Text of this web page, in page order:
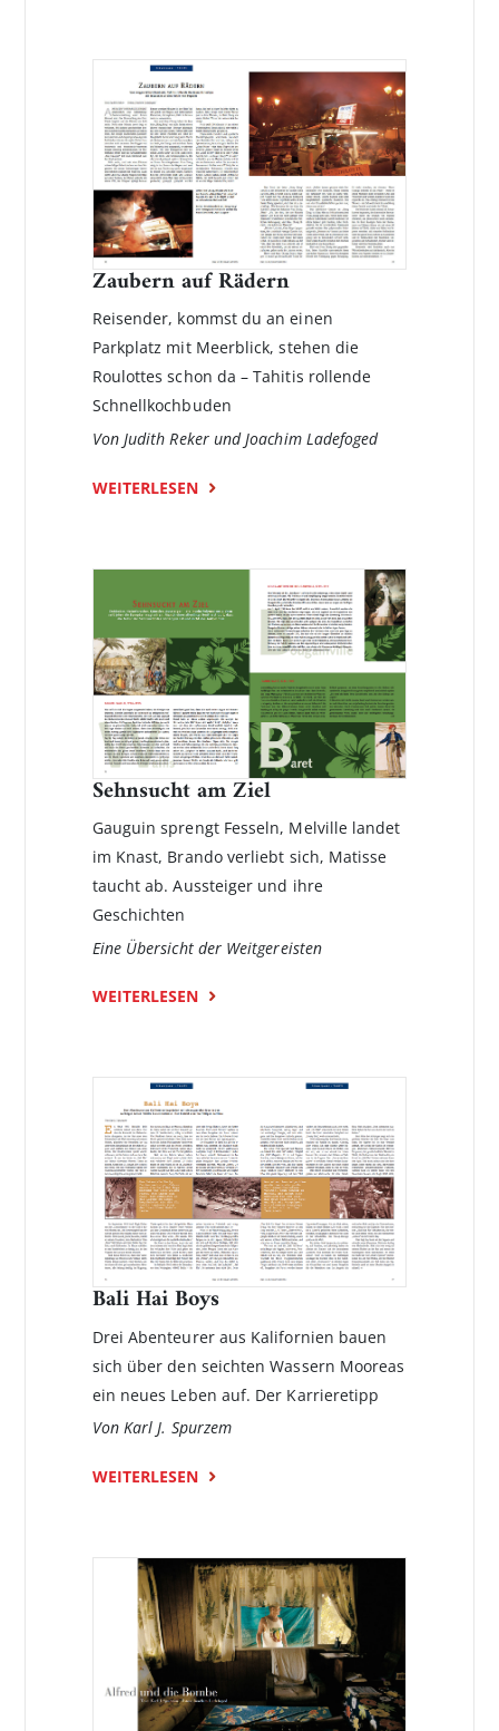
Zaubern auf Rädern
Reisender, kommst du an einen
Parkplatz mit Meerblick, stehen die
Roulottes schon da – Tahitis rollende
Schnellkochbuden
Von Judith Reker und Joachim Ladefoged
WEITERLESEN
Sehnsucht am Ziel
Gauguin sprengt Fesseln, Melville landet
im Knast, Brando verliebt sich, Matisse
taucht ab. Aussteiger und ihre
Geschichten
Eine Übersicht der Weitgereisten
WEITERLESEN
Bali Hai Boys
Drei Abenteurer aus Kalifornien bauen
sich über den seichten Wassern Mooreas
ein neues Leben auf. Der Karrieretipp
Von Karl J. Spurzem
WEITERLESEN